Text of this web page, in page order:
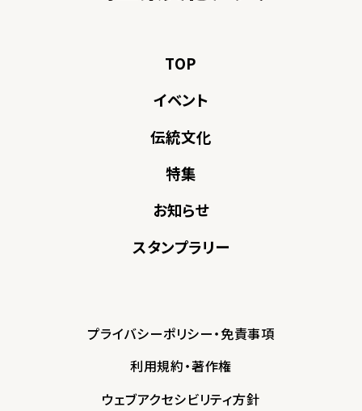
TOP
イベント
伝統文化
特集
お知らせ
スタンプラリー
プライバシーポリシー・免責事項
利用規約・著作権
ウェブアクセシビリティ方針